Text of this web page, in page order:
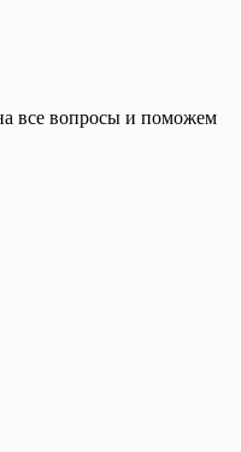
все вопросы и поможем